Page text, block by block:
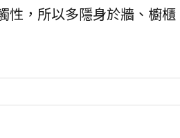
性，所以多隱身於牆、櫥櫃